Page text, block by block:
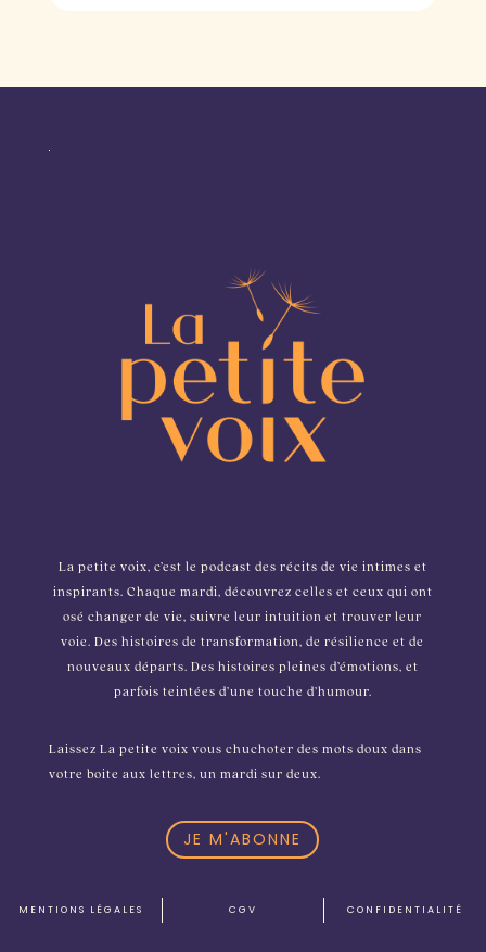
La petite voix, c’est le podcast des récits de vie intimes et
inspirants. Chaque mardi, découvrez celles et ceux qui ont
osé changer de vie, suivre leur intuition et trouver leur
voie. Des histoires de transformation, de résilience et de
nouveaux départs. Des histoires pleines d’émotions, et
parfois teintées d’une touche d’humour.
Laissez La petite voix vous chuchoter des mots doux dans
votre boite aux lettres, un mardi sur deux.
JE M'ABONNE
MENTIONS L ÉGALES CGV CONFIDENTIALIT É